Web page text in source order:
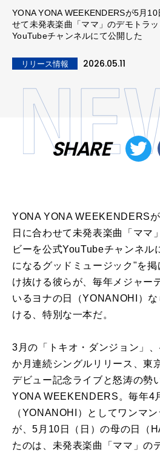
YONA YONA WEEKENDERSが5月
せて未発表楽曲「ママ」のデモトラ
YouTubeチャンネルにて公開した
リリース情報 2026.05.11
SHARE
YONA YONA WEEKENDERS
日に合わせて未発表楽曲「ママ
ビーを公式YouTubeチャンネル
になるグッドミュージック"を
け抜ける彼らが、毎年メジャー
いるヨナの日（YONANOHI）
ける、特別な一本だ。
3月の「トキオ・ダンジョン」
か月連続シングルリリース、東
デビュー記念ライブと怒涛の勢
YONA WEEKENDERS。毎年4
（YONANOHI）としてワンマ
が、5月10日（日）の母の日（
たのは、未発表楽曲「ママ」の